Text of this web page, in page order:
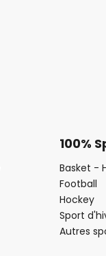
100%
Basket -
Football
Hockey
Sport
Autres